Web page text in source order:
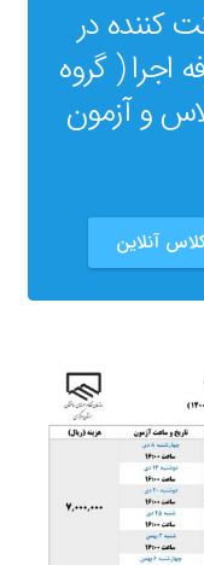
کننده در
اجرا ( گروه
کلاس و آزمون
آنلاین